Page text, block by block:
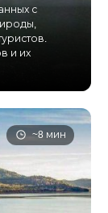
с
и их
~8 мин